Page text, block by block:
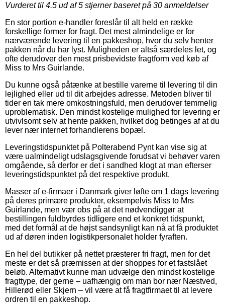
Vurderet til 4.5 ud af 5 stjerner baseret på 30 anmeldelser
En stor portion e-handler foreslår til alt held en række
forskellige former for fragt. Det mest almindelige er for
nærværende levering til en pakkeshop, hvor du selv henter
pakken når du har lyst. Muligheden er altså særdeles let, og
ofte derudover den mest prisbevidste fragtform ved køb af
Miss to Mrs Guirlande.
Du kunne også påtænke at bestille varerne til levering til din
lejlighed eller ud til dit arbejdes adresse. Metoden bliver til
tider en tak mere omkostningsfuld, men derudover temmelig
uproblematisk. Den mindst kostelige mulighed for levering er
utvivlsomt selv at hente pakken, hvilket dog betinges af at du
lever nær internet forhandlerens bopæl.
Leveringstidspunktet på Polterabend Pynt kan vise sig at
være ualmindeligt udslagsgivende forudsat vi behøver varen
omgående, så derfor er det i sandhed klogt at man efterser
leveringstidspunktet på det respektive produkt.
Masser af e-firmaer i Danmark giver løfte om 1 dags levering
på deres primære produkter, eksempelvis Miss to Mrs
Guirlande, men vær obs på at det nødvendiggør at
bestillingen fuldbyrdes tidligere end et konkret tidspunkt,
med det formål at de højst sandsynligt kan nå at få produktet
ud af døren inden logistikpersonalet holder fyraften.
En hel del butikker på nettet præsterer fri fragt, men for det
meste er det så præmissen at der shoppes for et fastslået
beløb. Alternativt kunne man udvælge den mindst kostelige
fragttype, der gerne – uafhængig om man bor nær Næstved,
Hillerød eller Skjern – vil være at få fragtfirmaet til at levere
ordren til en pakkeshop.